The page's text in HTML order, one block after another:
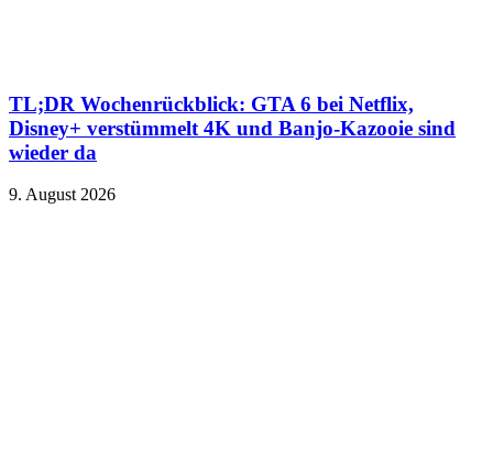
TL;DR Wochenrückblick: GTA 6 bei Netflix,
Disney+ verstümmelt 4K und Banjo-Kazooie sind
wieder da
9. August 2026